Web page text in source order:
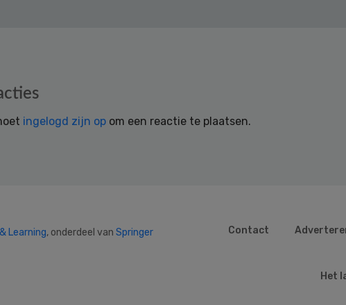
ingelogd zijn op om een reactie te plaatsen.
Learning, onderdeel van Springer
Contact
Het